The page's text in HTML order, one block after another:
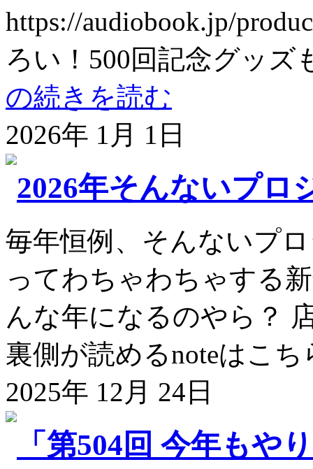
https://audiobook.jp/
ろい！500回記念グッズ
の続きを読む
2026年 1月 1日
2026年そんないプロ
毎年恒例、そんないプ
ってわちゃわちゃする
んな年になるのやら？
裏側が読めるnoteはこ
2025年 12月 24日
「第504回 今年もや